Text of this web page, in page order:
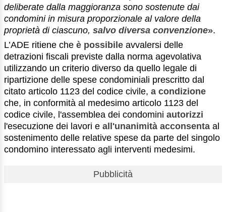
deliberate dalla maggioranza sono sostenute dai
condomini in misura proporzionale al valore della
proprietà di ciascuno, salvo diversa convenzione».
L’ADE ritiene che è possibile avvalersi delle
detrazioni fiscali previste dalla norma agevolativa
utilizzando un criterio diverso da quello legale di
ripartizione delle spese condominiali prescritto dal
citato articolo 1123 del codice civile, a condizione
che, in conformità al medesimo articolo 1123 del
codice civile, l'assemblea dei condomini autorizzi
l'esecuzione dei lavori e all'unanimità acconsenta al
sostenimento delle relative spese da parte del singolo
condomino interessato agli interventi medesimi.
Pubblicità